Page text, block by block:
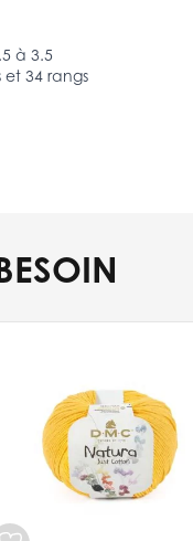
à 3.5
et 34 rangs